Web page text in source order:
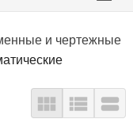
и чертежные
  